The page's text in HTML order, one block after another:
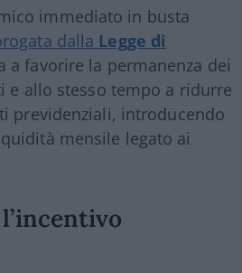
immediato in busta
dalla Legge di
a favorire la permanenza dei
e allo stesso tempo a ridurre
previdenziali, introducendo
mensile legato ai